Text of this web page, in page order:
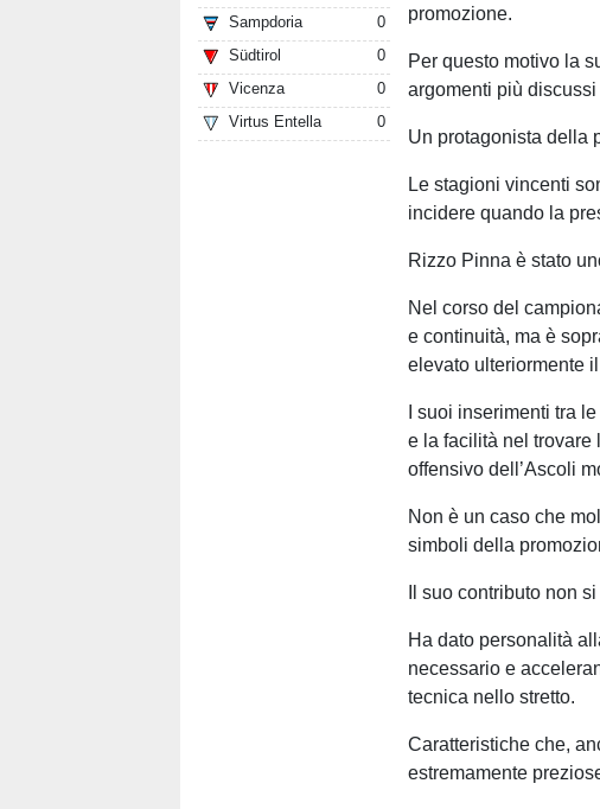
Sampdoria
0
Südtirol
0
Vicenza
0
Virtus Entella
0
promozione.
Per questo motivo la
argomenti più
Un protagonista della
Le stagioni vincenti
incidere quando la
Rizzo Pinna è stato
Nel corso del
e continuità, ma è
elevato ulteriormente
I suoi inserimenti tra
e la facilità nel trovare
offensivo dell’Ascoli
Non è un caso che
simboli della
Il suo contributo non
Ha dato personalità
necessario e
tecnica nello stretto.
Caratteristiche che,
estremamente